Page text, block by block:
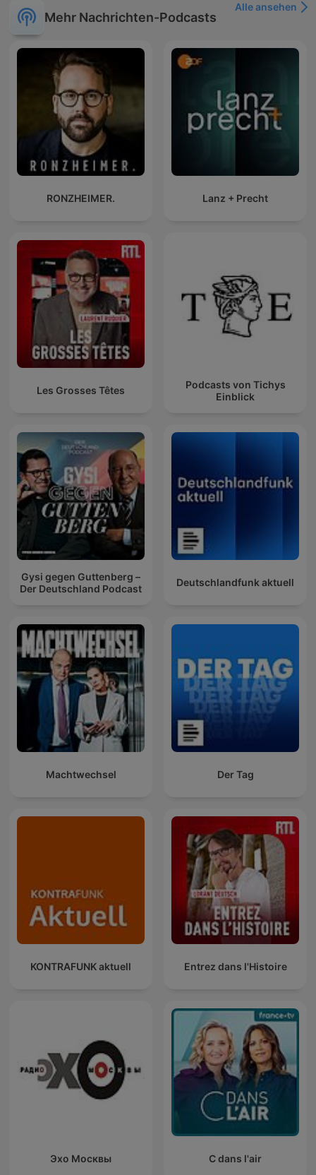
Mehr Nachrichten-Podcasts
Alle ansehen
RONZHEIMER. Lanz + Precht
Les Grosses Têtes
Podcasts von Tichys
Einblick
Gysi gegen Guttenberg –
Der Deutschland Podcast
Deutschlandfunk aktuell
Machtwechsel Der Tag
KONTRAFUNK aktuell Entrez dans l'Histoire
Эхо Москвы C dans l'air